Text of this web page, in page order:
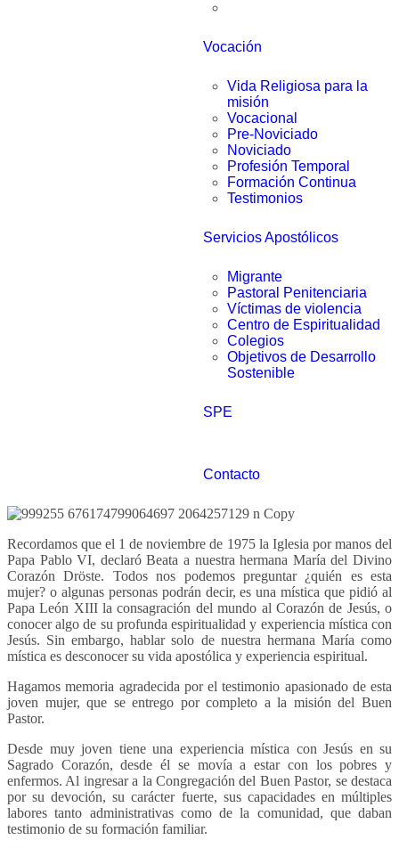
Vocación
Vida Religiosa para la
misión
Vocacional
Pre-Noviciado
Noviciado
Profesión Temporal
Formación Continua
Testimonios
Servicios Apostólicos
Migrante
Pastoral Penitenciaria
Víctimas de violencia
Centro de Espiritualidad
Colegios
Objetivos de Desarrollo
Sostenible
SPE
Contacto
Recordamos que el 1 de noviembre de 1975 la Iglesia por manos del
Papa Pablo VI, declaró Beata a nuestra hermana María del Divino
Corazón Dröste. Todos nos podemos preguntar ¿quién es esta
mujer? o algunas personas podrán decir, es una mística que pidió al
Papa León XIII la consagración del mundo al Corazón de Jesús, o
conocer algo de su profunda espiritualidad y experiencia mística con
Jesús. Sin embargo, hablar solo de nuestra hermana María como
mística es desconocer su vida apostólica y experiencia espiritual.
Hagamos memoria agradecida por el testimonio apasionado de esta
joven mujer, que se entrego por completo a la misión del Buen
Pastor.
Desde muy joven tiene una experiencia mística con Jesús en su
Sagrado Corazón, desde él se movía a estar con los pobres y
enfermos. Al ingresar a la Congregación del Buen Pastor, se destaca
por su devoción, su carácter fuerte, sus capacidades en múltiples
labores tanto administrativas como de la comunidad, que daban
testimonio de su formación familiar.